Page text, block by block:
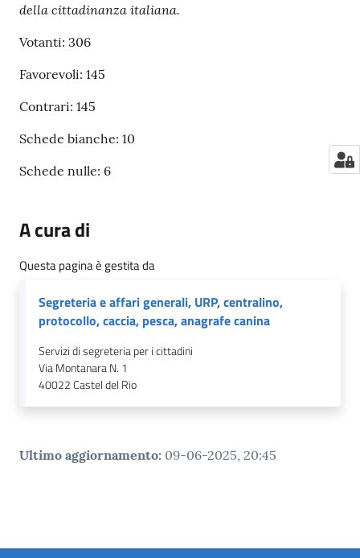
della cittadinanza italiana.
Votanti: 306
Favorevoli: 145
Contrari: 145
Schede bianche: 10
Schede nulle: 6
A cura di
Questa pagina è gestita da
Segreteria e affari generali, URP, centralino,
protocollo, caccia, pesca, anagrafe canina
Servizi di segreteria per i cittadini
Via Montanara N. 1
40022Castel del Rio
Ultimo aggiornamento: 09-06-2025, 20:45